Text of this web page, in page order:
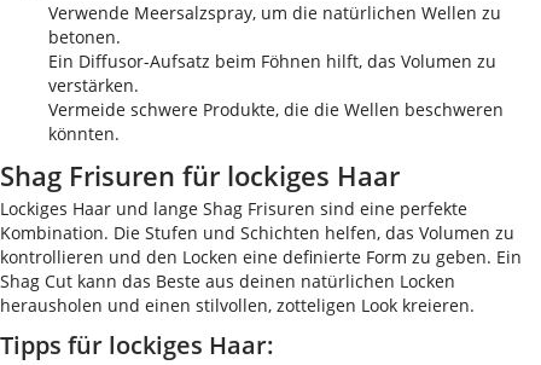
Verwende Meersalzspray, um die natürlichen Wellen zu
betonen.
Ein Diffusor-Aufsatz beim Föhnen hilft, das Volumen zu
verstärken.
Vermeide schwere Produkte, die die Wellen beschweren
könnten.
Shag Frisuren für lockiges Haar
Lockiges Haar und lange Shag Frisuren sind eine perfekte
Kombination. Die Stufen und Schichten helfen, das Volumen zu
kontrollieren und den Locken eine definierte Form zu geben. Ein
Shag Cut kann das Beste aus deinen natürlichen Locken
herausholen und einen stilvollen, zotteligen Look kreieren.
Tipps für lockiges Haar: